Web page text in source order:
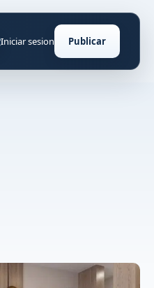
Iniciar sesion Publicar